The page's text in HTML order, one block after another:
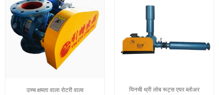
उच्च क्षमता वाला रोटरी वाल्व यिनची थ्री लोब रूट्स एयर ब्लोअर